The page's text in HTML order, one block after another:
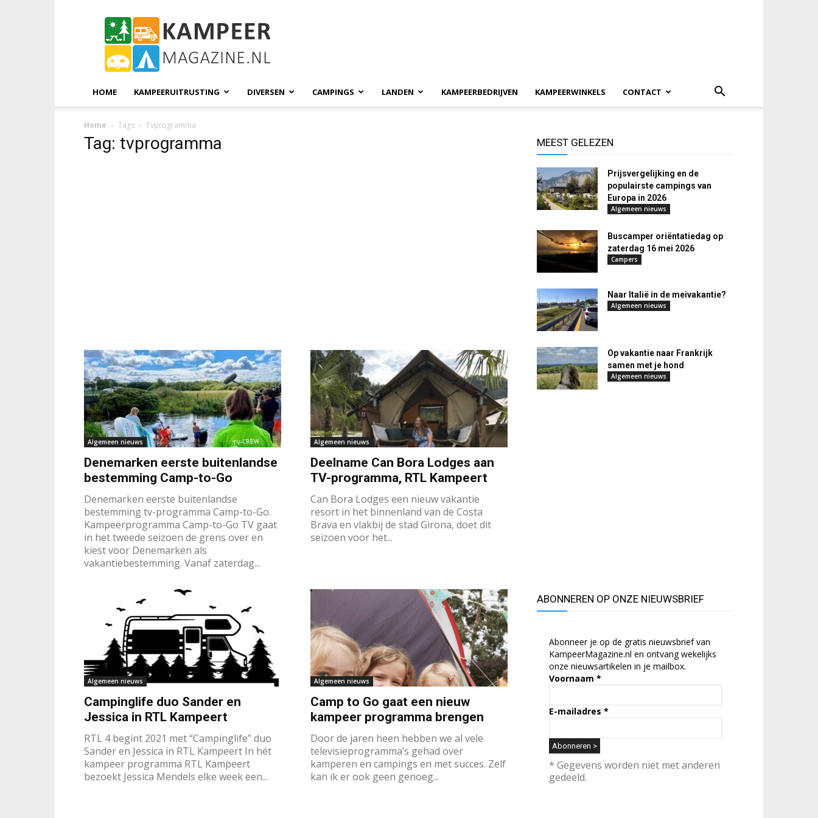
KampeerMagazine
HOME KAMPEERUITRUSTING DIVERSEN CAMPINGS LANDEN KAMPEERBEDRIJVEN KAMPEERWINKELS CONTACT
Home Tags Tvprogramma
Tag: tvprogramma
Algemeen nieuws
Denemarken eerste buitenlandse
bestemming Camp-to-Go
Denemarken eerste buitenlandse
bestemming tv-programma Camp-to-Go.
Kampeerprogramma Camp-to-Go TV gaat
in het tweede seizoen de grens over en
kiest voor Denemarken als
vakantiebestemming. Vanaf zaterdag...
Algemeen nieuws
Deelname Can Bora Lodges aan
TV-programma, RTL Kampeert
Can Bora Lodges een nieuw vakantie
resort in het binnenland van de Costa
Brava en vlakbij de stad Girona, doet dit
seizoen voor het...
Algemeen nieuws
Campinglife duo Sander en
Jessica in RTL Kampeert
RTL 4 begint 2021 met “Campinglife” duo
Sander en Jessica in RTL Kampeert In hét
kampeer programma RTL Kampeert
bezoekt Jessica Mendels elke week een...
Algemeen nieuws
Camp to Go gaat een nieuw
kampeer programma brengen
Door de jaren heen hebben we al vele
televisieprogramma’s gehad over
kamperen en campings en met succes. Zelf
kan ik er ook geen genoeg...
MEEST GELEZEN
Prijsvergelijking en de
populairste campings van
Europa in 2026
Algemeen nieuws
Buscamper oriëntatiedag op
zaterdag 16 mei 2026
Campers
Naar Italië in de meivakantie?
Algemeen nieuws
Op vakantie naar Frankrijk
samen met je hond
Algemeen nieuws
ABONNEREN OP ONZE NIEUWSBRIEF
Abonneer je op de gratis nieuwsbrief van
KampeerMagazine.nl en ontvang wekelijks
onze nieuwsartikelen in je mailbox.
Voornaam *
E-mailadres *
* Gegevens worden niet met anderen
gedeeld.